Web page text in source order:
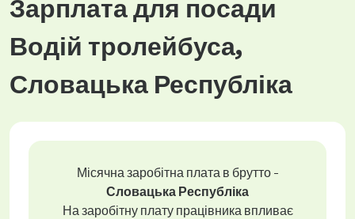
Зарплата для посади
Водій тролейбуса,
Словацька Республіка
Місячна заробітна плата в брутто -
Словацька Республіка
На заробітну плату працівника впливає